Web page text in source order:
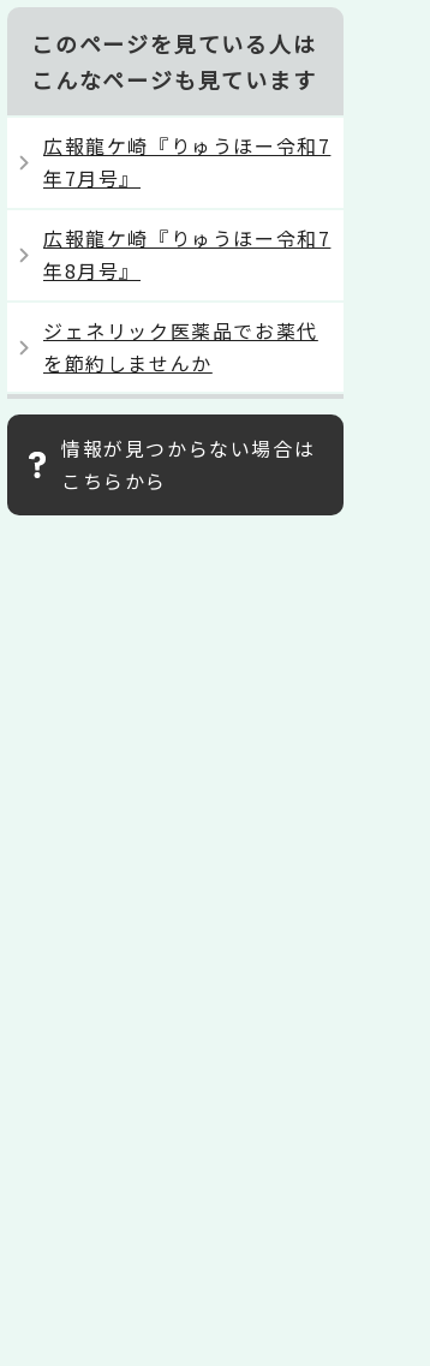
このページを見ている人は
こんなページも見ています
広報龍ケ崎『りゅうほー令和7
年7月号』
広報龍ケ崎『りゅうほー令和7
年8月号』
ジェネリック医薬品でお薬代
を節約しませんか
情報が見つからない場合は
こちらから